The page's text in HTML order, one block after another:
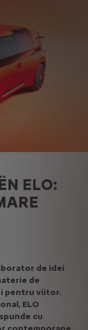
ELO:
de idei
de
pentru viitor.
ELO
cu